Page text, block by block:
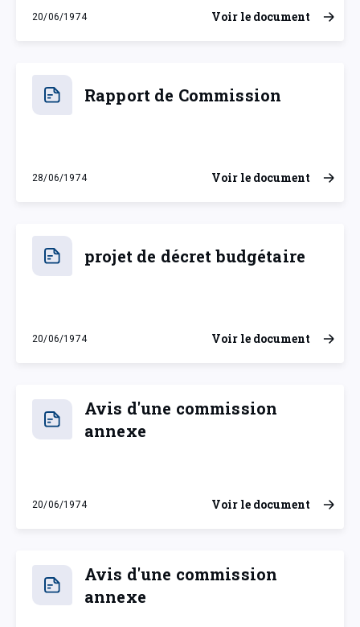
20/06/1974
jeudi 20 juin 1974
Voir le document
Rapport de Commission
28/06/1974
vendredi 28 juin 1974
Voir le document
projet de décret budgétaire
20/06/1974
jeudi 20 juin 1974
Voir le document
Avis d'une commission
annexe
20/06/1974
jeudi 20 juin 1974
Voir le document
Avis d'une commission
annexe